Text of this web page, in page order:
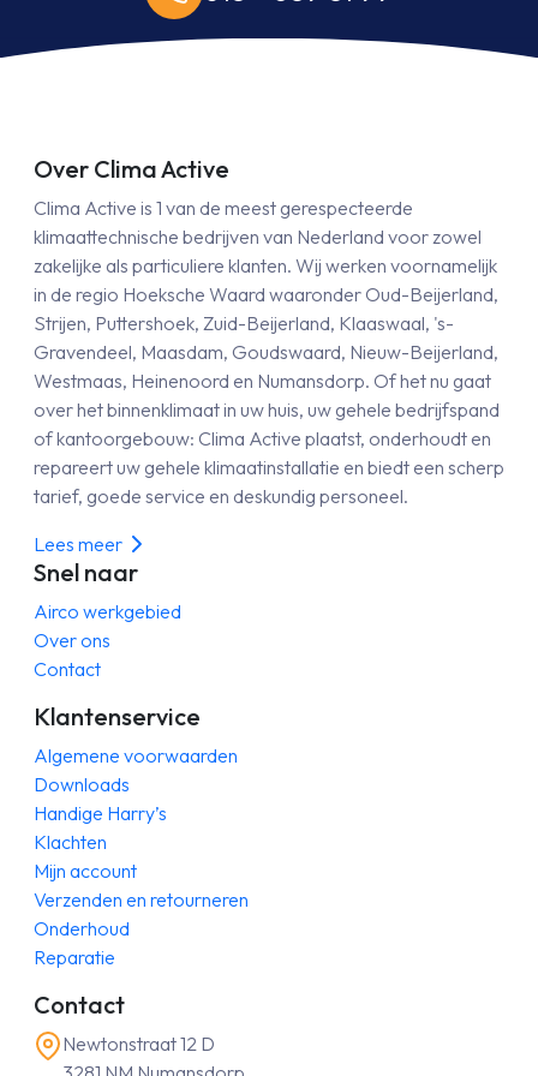
Over Clima Active
Clima Active is 1 van de meest gerespecteerde
klimaattechnische bedrijven van Nederland voor zowel
zakelijke als particuliere klanten. Wij werken voornamelijk
in de regio Hoeksche Waard waaronder Oud-Beijerland,
Strijen, Puttershoek, Zuid-Beijerland, Klaaswaal, 's-
Gravendeel, Maasdam, Goudswaard, Nieuw-Beijerland,
Westmaas, Heinenoord en Numansdorp. Of het nu gaat
over het binnenklimaat in uw huis, uw gehele bedrijfspand
of kantoorgebouw: Clima Active plaatst, onderhoudt en
repareert uw gehele klimaatinstallatie en biedt een scherp
tarief, goede service en deskundig personeel.
Lees meer
Snel naar
Airco werkgebied
Over ons
Contact
Klantenservice
Algemene voorwaarden
Downloads
Handige Harry’s
Klachten
Mijn account
Verzenden en retourneren
Onderhoud
Reparatie
Contact
Newtonstraat 12 D